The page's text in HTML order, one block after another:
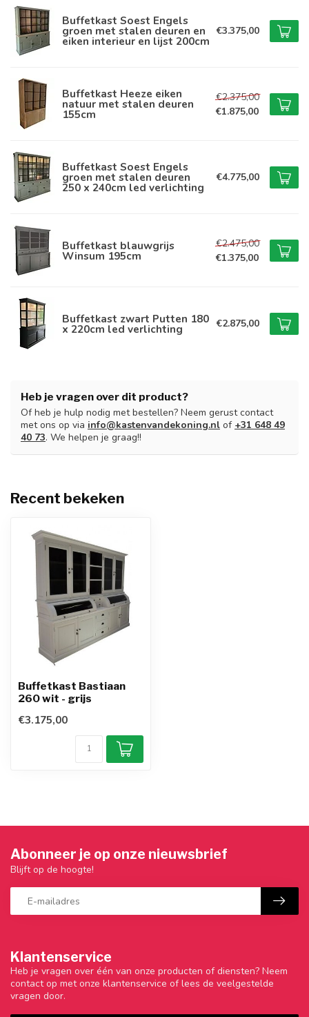
Buffetkast Soest Engels
groen met stalen deuren en
eiken interieur en lijst 200cm
€3.375,00
Buffetkast Heeze eiken
natuur met stalen deuren
155cm
€2.375,00
€1.875,00
Buffetkast Soest Engels
groen met stalen deuren
250 x 240cm led verlichting
€4.775,00
Buffetkast blauwgrijs
Winsum 195cm
€2.475,00
€1.375,00
Buffetkast zwart Putten 180
x 220cm led verlichting €2.875,00
Heb je vragen over dit product?
Of heb je hulp nodig met bestellen? Neem gerust contact
met ons op via info@kastenvandekoning.nl of +31 648 49
40 73. We helpen je graag!!
Recent bekeken
Buffetkast Bastiaan
260 wit - grijs
€3.175,00
Klantenservice
Heb je vragen over één van onze producten of diensten? Neem
contact op met onze klantenservice of lees de veelgestelde
vragen door.
Abonneer je op onze nieuwsbrief
Blijft op de hoogte!